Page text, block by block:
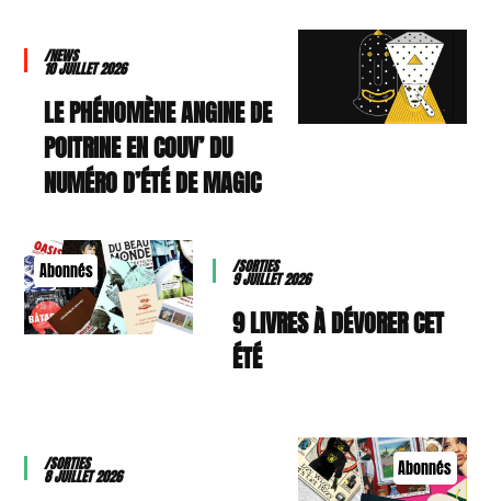
/NEWS
10 JUILLET 2026
LE PHÉNOMÈNE ANGINE DE
POITRINE EN COUV’ DU
NUMÉRO D’ÉTÉ DE MAGIC
Abonnés /SORTIES
9 JUILLET 2026
9 LIVRES À DÉVORER CET
ÉTÉ
Abonnés
/SORTIES
8 JUILLET 2026